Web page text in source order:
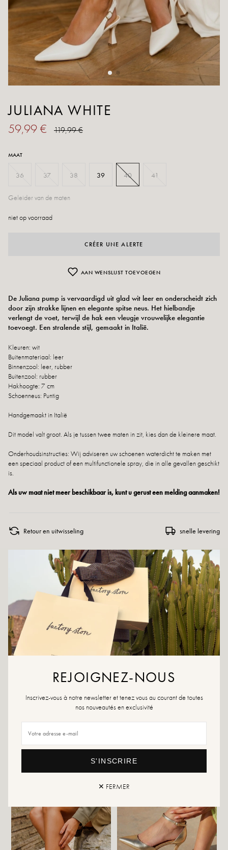
JULIANA WHITE
59,99 € 119,99 €
MAAT
36 37 38 39 40 41
Geleider van de maten
niet op voorraad
CRÉER UNE ALERTE
AAN WENSLIJST TOEVOEGEN
De Juliana pump is vervaardigd uit glad wit leer en onderscheidt zich
door zijn strakke lijnen en elegante spitse neus. Het hielbandje
verlengt de voet, terwijl de hak een vleugje vrouwelijke elegantie
toevoegt. Een stralende stijl, gemaakt in Italië.
Kleuren: wit
Buitenmateriaal: leer
Binnenzool: leer, rubber
Buitenzool: rubber
Hakhoogte: 7 cm
Schoenneus: Puntig
Handgemaakt in Italië
Dit model valt groot. Als je tussen twee maten in zit, kies dan de kleinere maat.
Onderhoudsinstructies: Wij adviseren uw schoenen waterdicht te maken met
een speciaal product of een multifunctionele spray, die in alle gevallen geschikt
is.
Als uw maat niet meer beschikbaar is, kunt u gerust een melding aanmaken!
Retour en uitwisseling snelle levering
DIT VIND JE MISSCHIEN OOK LEUK
59,99 €
REJOIGNEZ-NOUS
Inscrivez-vous à notre newsletter et tenez vous au courant de toutes
nos nouveautés en exclusivité
S'INSCRIRE
✕ FERMER